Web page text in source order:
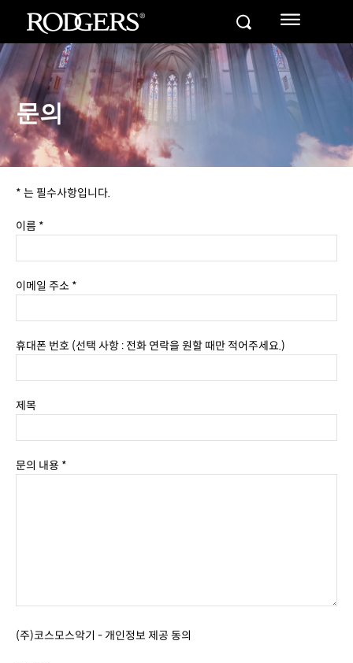
문의
* 는 필수사항입니다.
이름 *
이메일 주소 *
휴대폰 번호 (선택 사항 : 전화 연락을 원할 때만 적어주세요.)
제목
문의 내용 *
(주)코스모스악기 - 개인정보 제공 동의